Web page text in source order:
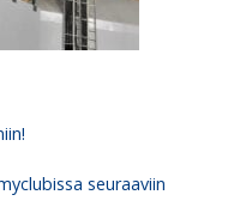
seuraaviin